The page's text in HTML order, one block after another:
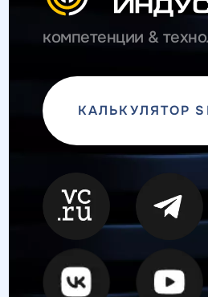
компетенции &
КАЛЬКУЛЯТОР